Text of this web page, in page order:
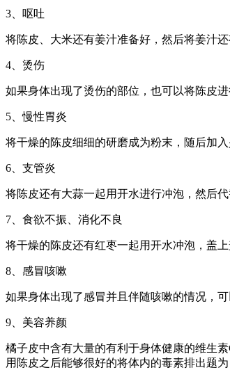
3、呕吐
将陈皮、大米还有姜汁准备好，然后将姜汁
4、烫伤
如果身体出现了烫伤的部位，也可以将陈皮进
5、慢性胃炎
将干燥的陈皮细细的研磨成为粉末，随后加
6、支管炎
将陈皮还有大蒜一起用开水进行冲泡，然后代
7、食欲不振、消化不良
将干燥的陈皮还有红枣一起用开水冲泡，盖
8、感冒咳嗽
如果身体出现了感冒并且伴随咳嗽的情况，
9、美容养颜
橘子皮中含有大量的有利于身体健康的维生
用陈皮之后能够很好的将体内的毒素排出题